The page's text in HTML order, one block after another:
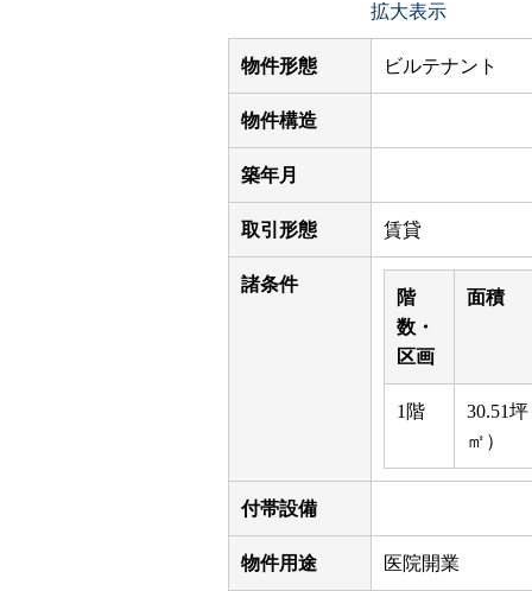
拡大表示
物件形態 ビルテナント
物件構造
築年月
取引形態 賃貸
諸条件
階
数・
区画
面積
1階
30.51
㎡）
付帯設備
物件用途 医院開業